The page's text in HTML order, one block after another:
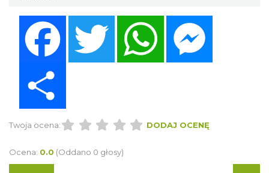
Twitter WhatsApp
Twoja ocena: DODAJ OCENĘ
Ocena: 0.0 (Oddano 0 głosy)